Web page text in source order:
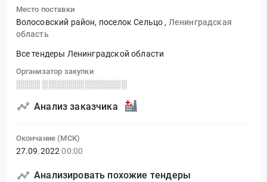
Место поставки
Волосовский район, поселок Сельцо , Ленинградская
область
Все тендеры Ленинградской области
Организатор закупки
░░░░ ░░░░░░░░░░░░░░
Анализ заказчика
Окончание (МСК)
27.09.2022 00:00
Анализировать похожие тендеры